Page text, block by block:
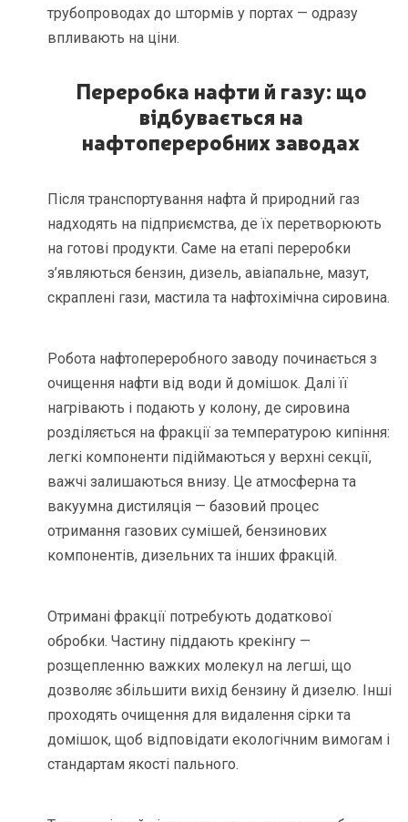
трубопроводах до штормів у портах — одразу
впливають на ціни.
Переробка нафти й газу: що
відбувається на
нафтопереробних заводах
Після транспортування нафта й природний газ
надходять на підприємства, де їх перетворюють
на готові продукти. Саме на етапі переробки
з’являються бензин, дизель, авіапальне, мазут,
скраплені гази, мастила та нафтохімічна сировина.
Робота нафтопереробного заводу починається з
очищення нафти від води й домішок. Далі її
нагрівають і подають у колону, де сировина
розділяється на фракції за температурою кипіння:
легкі компоненти підіймаються у верхні секції,
важчі залишаються внизу. Це атмосферна та
вакуумна дистиляція — базовий процес
отримання газових сумішей, бензинових
компонентів, дизельних та інших фракцій.
Отримані фракції потребують додаткової
обробки. Частину піддають крекінгу —
розщепленню важких молекул на легші, що
дозволяє збільшити вихід бензину й дизелю. Інші
проходять очищення для видалення сірки та
домішок, щоб відповідати екологічним вимогам і
стандартам якості пального.